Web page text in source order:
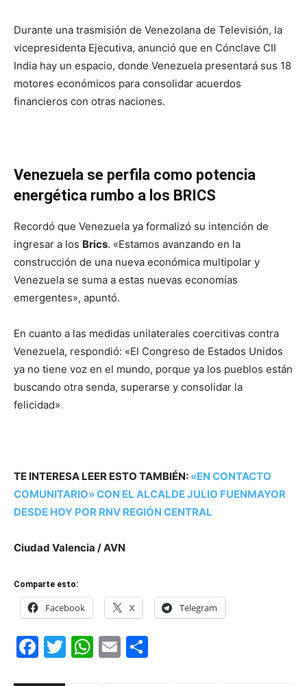
Durante una trasmisión de Venezolana de Televisión, la
vicepresidenta Ejecutiva, anunció que en Cónclave CII
India hay un espacio, donde Venezuela presentará sus 18
motores económicos para consolidar acuerdos
financieros con otras naciones.
Venezuela se perfila como potencia
energética rumbo a los BRICS
Recordó que Venezuela ya formalizó su intención de
ingresar a los Brics. «Estamos avanzando en la
construcción de una nueva económica multipolar y
Venezuela se suma a estas nuevas economías
emergentes», apuntó.
En cuanto a las medidas unilaterales coercitivas contra
Venezuela, respondió: «El Congreso de Estados Unidos
ya no tiene voz en el mundo, porque ya los pueblos están
buscando otra senda, superarse y consolidar la
felicidad».
TE INTERESA LEER ESTO TAMBIÉN: «EN CONTACTO
COMUNITARIO» CON EL ALCALDE JULIO FUENMAYOR
DESDE HOY POR RNV REGIÓN CENTRAL
Ciudad Valencia / AVN
Comparte esto:
Facebook X Telegram
Facebook
Twitter
WhatsApp
Email